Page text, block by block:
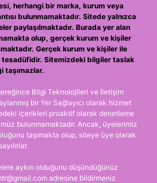
herhangi bir marka, kurum veya
bulunmamaktadır. Sitede yalnızca
paylaşılmaktadır. Burada yer alan
olup, gerçek kurum ve kişiler
Gerçek kurum ve kişiler ile
Sitemizdeki bilgiler taslak
taşımazlar.
Bilgi Teknolojileri ve İletişim
bir Yer Sağlayıcı olarak hizmet
içerikleri proaktif olarak denetleme
bulunmamaktadır. Ancak, üyelerimiz
taşımakta olup, siteye üye olarak
aykırı olduğunu düşündüğünüz
adresine bildirmeniz